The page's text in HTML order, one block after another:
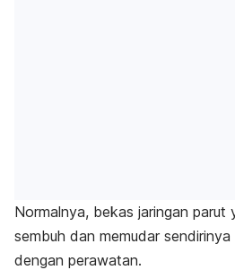
Normalnya, bekas jaringan parut
sembuh dan memudar
dengan perawatan.